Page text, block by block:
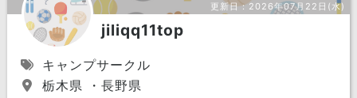
更新日：2026年07月22日(水)
jiliqq11top
キャンプサークル
栃木県 ・長野県